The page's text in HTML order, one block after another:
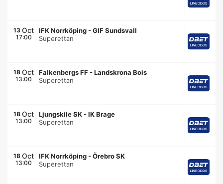
13 Oct
17:00
IFK Norrköping -GIF Sundsvall
Superettan
18 Oct
13:00
Falkenbergs FF -Landskrona Bois
Superettan
18 Oct
13:00
Ljungskile SK -IK Brage
Superettan
18 Oct
13:00
IFK Norrköping -Örebro SK
Superettan